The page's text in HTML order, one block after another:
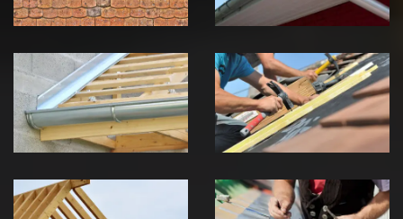
Pose de
Chéneau 39
Jura
Réparation de
toiture 39
Jura
Traitement de
Travaux de